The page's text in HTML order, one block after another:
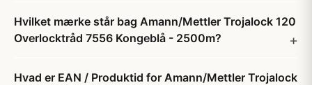
Hvilket mærke står bag Amann/Mettler Trojalock 120
Overlocktråd 7556 Kongeblå - 2500m?
Hvad er EAN / Produktid for Amann/Mettler Trojalock